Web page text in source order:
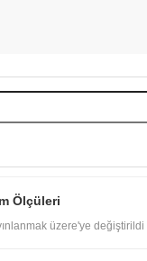
Ölçüleri
üzere'ye değiştirildi